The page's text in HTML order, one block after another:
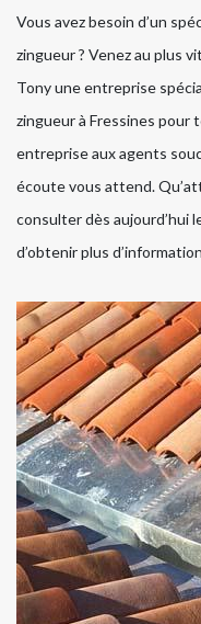
Vous avez besoin d’un
zingueur ? Venez au plus
Tony une entreprise
zingueur à Fressines pour
entreprise aux agents
écoute vous attend.
consulter dès aujourd’hui
d’obtenir plus